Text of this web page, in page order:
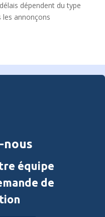
dépendent du type
annonçons
nous
équipe
de